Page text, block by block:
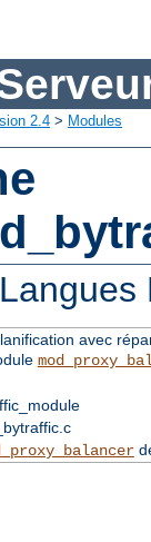
2.4 > Modules
avec